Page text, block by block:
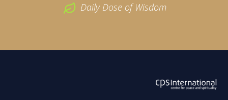
Daily Dose of Wisdom